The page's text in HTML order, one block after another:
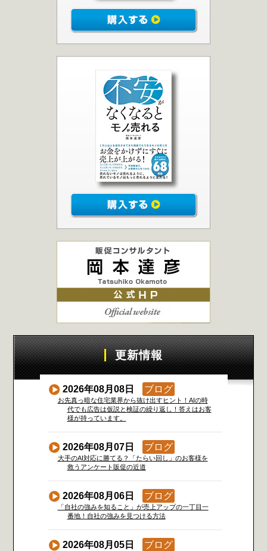
更新情報
2026年08月08日 ブログ
お先真っ暗な住宅業界から抜け出すヒント！AIの時
代でも広告は仮説と検証の繰り返し！答えはお客
様が持っています。
2026年08月07日 ブログ
大手のAI対応に勝てる？「たらい回し」のお客様を
救うアンケート販促の近道
2026年08月06日 ブログ
「自社の強みを知ること」が売上アップの一丁目一
番地！自社の強みを見つける方法
2026年08月05日 ブログ